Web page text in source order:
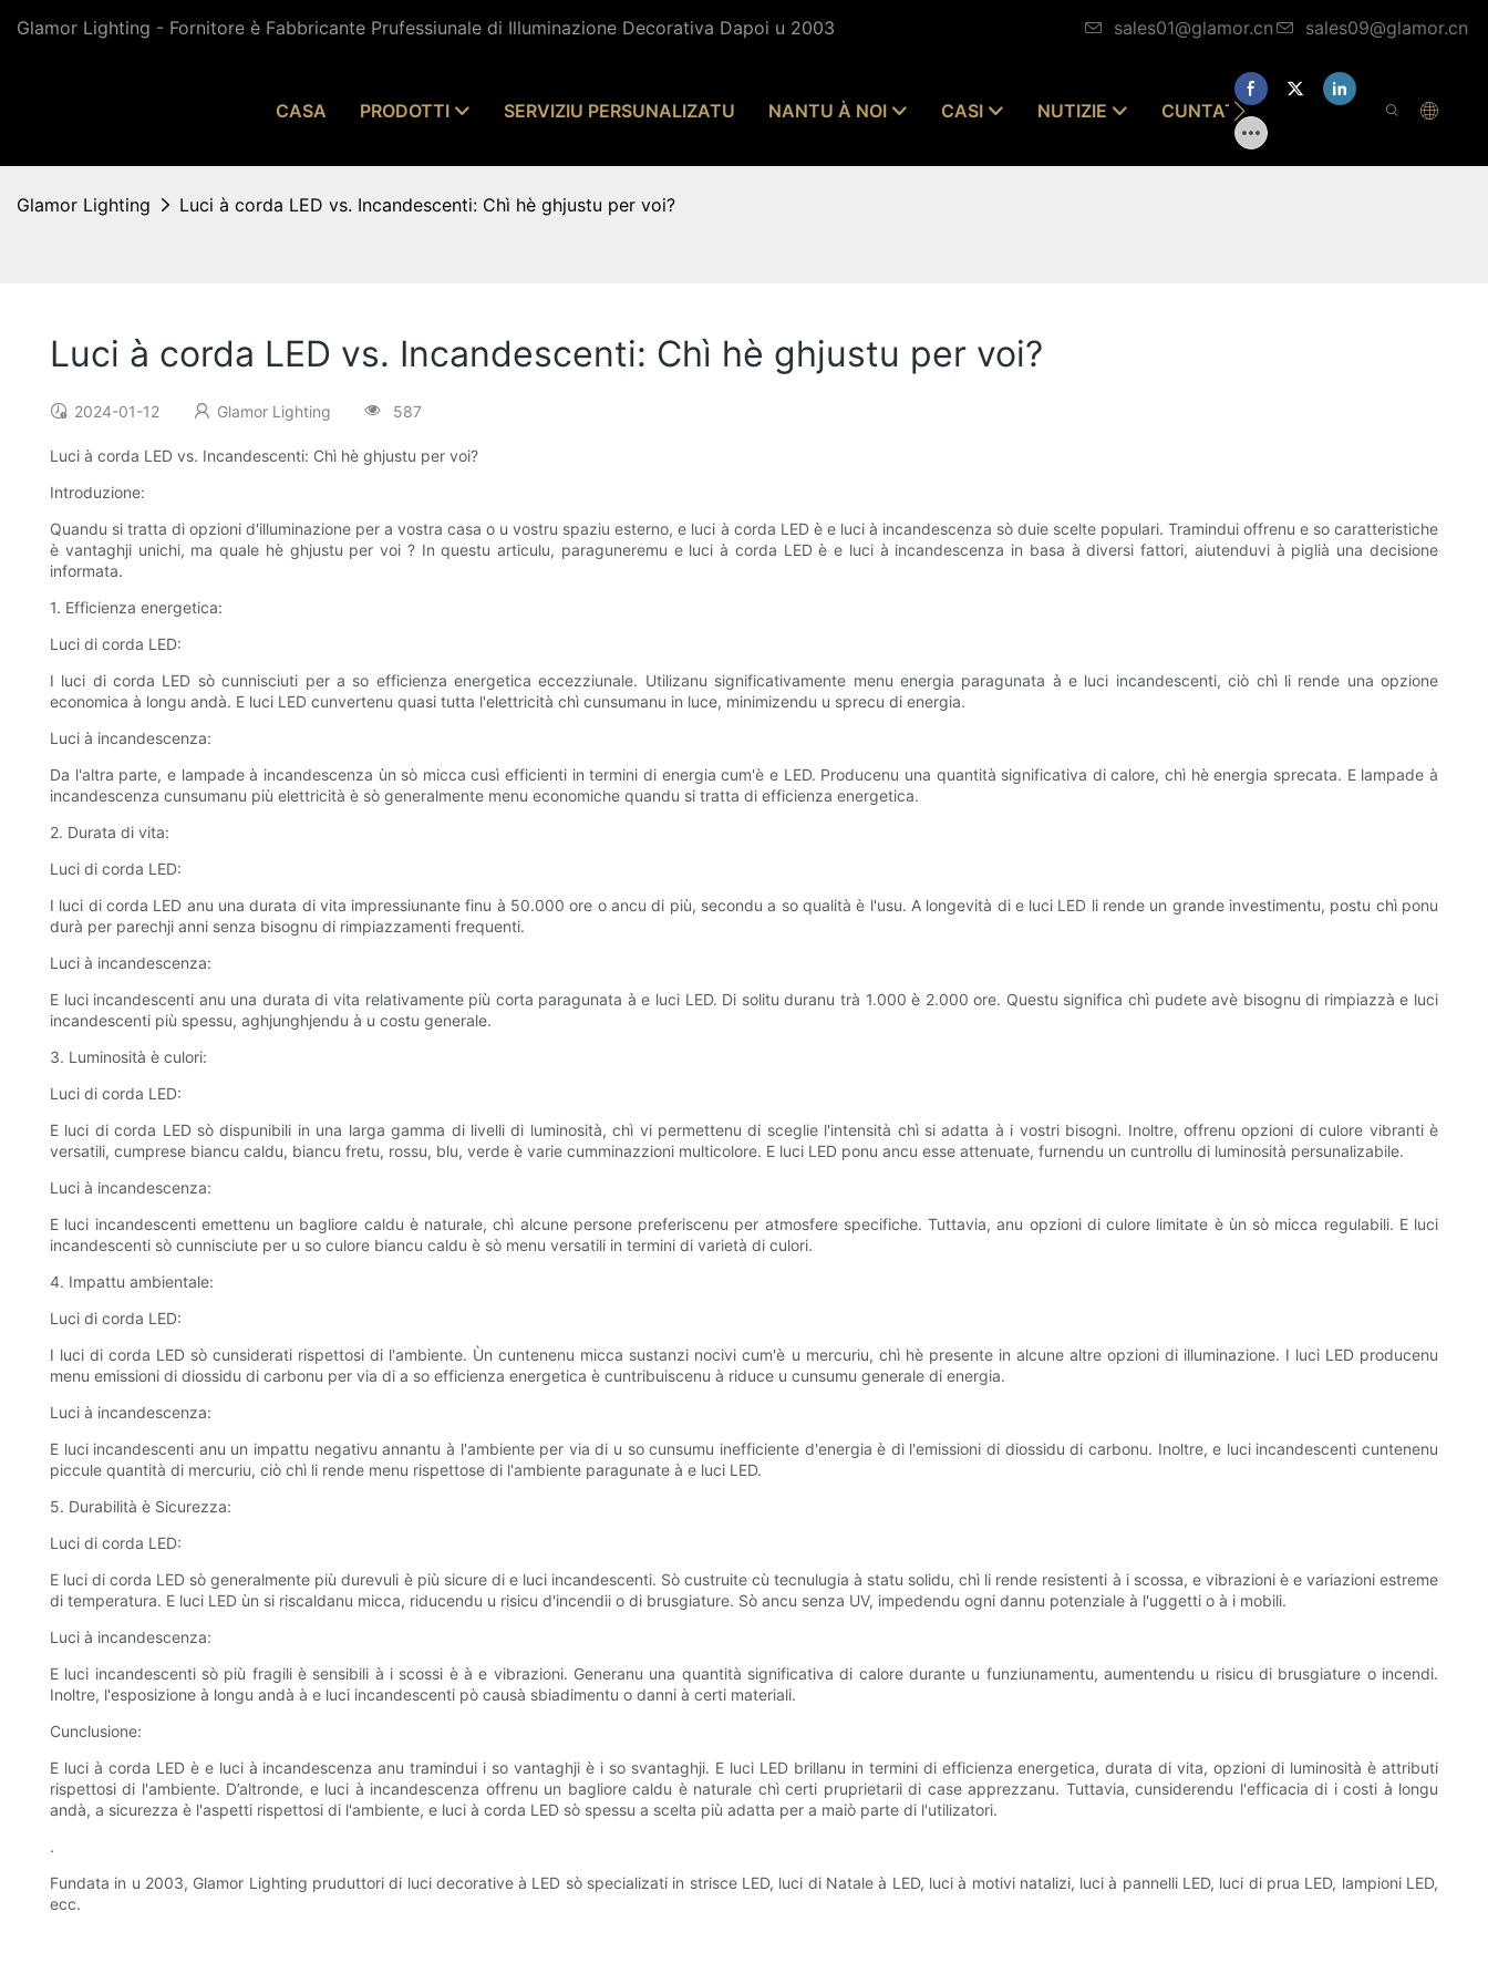
Glamor Lighting - Fornitore è Fabbricante Prufessiunale di Illuminazione Decorativa Dapoi u 2003 sales01@glamor.cn sales09@glamor.cn
CASA PRODOTTI SERVIZIU PERSUNALIZATU NANTU À NOI CASI NUTIZIE CUNTATTA CI
Glamor Lighting Luci à corda LED vs. Incandescenti: Chì hè ghjustu per voi?
Luci à corda LED vs. Incandescenti: Chì hè ghjustu per voi?
2024-01-12 Glamor Lighting 587
Luci à corda LED vs. Incandescenti: Chì hè ghjustu per voi?
Introduzione:
Quandu si tratta di opzioni d'illuminazione per a vostra casa o u vostru spaziu esterno, e luci à corda LED è e luci à incandescenza sò duie scelte populari. Tramindui offrenu e so caratteristiche
è vantaghji unichi, ma quale hè ghjustu per voi ? In questu articulu, paraguneremu e luci à corda LED è e luci à incandescenza in basa à diversi fattori, aiutenduvi à piglià una decisione
informata.
1. Efficienza energetica:
Luci di corda LED:
I luci di corda LED sò cunnisciuti per a so efficienza energetica eccezziunale. Utilizanu significativamente menu energia paragunata à e luci incandescenti, ciò chì li rende una opzione
economica à longu andà. E luci LED cunvertenu quasi tutta l'elettricità chì cunsumanu in luce, minimizendu u sprecu di energia.
Luci à incandescenza:
Da l'altra parte, e lampade à incandescenza ùn sò micca cusì efficienti in termini di energia cum'è e LED. Producenu una quantità significativa di calore, chì hè energia sprecata. E lampade à
incandescenza cunsumanu più elettricità è sò generalmente menu economiche quandu si tratta di efficienza energetica.
2. Durata di vita:
Luci di corda LED:
I luci di corda LED anu una durata di vita impressiunante finu à 50.000 ore o ancu di più, secondu a so qualità è l'usu. A longevità di e luci LED li rende un grande investimentu, postu chì ponu
durà per parechji anni senza bisognu di rimpiazzamenti frequenti.
Luci à incandescenza:
E luci incandescenti anu una durata di vita relativamente più corta paragunata à e luci LED. Di solitu duranu trà 1.000 è 2.000 ore. Questu significa chì pudete avè bisognu di rimpiazzà e luci
incandescenti più spessu, aghjunghjendu à u costu generale.
3. Luminosità è culori:
Luci di corda LED:
E luci di corda LED sò dispunibili in una larga gamma di livelli di luminosità, chì vi permettenu di sceglie l'intensità chì si adatta à i vostri bisogni. Inoltre, offrenu opzioni di culore vibranti è
versatili, cumprese biancu caldu, biancu fretu, rossu, blu, verde è varie cumminazzioni multicolore. E luci LED ponu ancu esse attenuate, furnendu un cuntrollu di luminosità persunalizabile.
Luci à incandescenza:
E luci incandescenti emettenu un bagliore caldu è naturale, chì alcune persone preferiscenu per atmosfere specifiche. Tuttavia, anu opzioni di culore limitate è ùn sò micca regulabili. E luci
incandescenti sò cunnisciute per u so culore biancu caldu è sò menu versatili in termini di varietà di culori.
4. Impattu ambientale:
Luci di corda LED:
I luci di corda LED sò cunsiderati rispettosi di l'ambiente. Ùn cuntenenu micca sustanzi nocivi cum'è u mercuriu, chì hè presente in alcune altre opzioni di illuminazione. I luci LED producenu
menu emissioni di diossidu di carbonu per via di a so efficienza energetica è cuntribuiscenu à riduce u cunsumu generale di energia.
Luci à incandescenza:
E luci incandescenti anu un impattu negativu annantu à l'ambiente per via di u so cunsumu inefficiente d'energia è di l'emissioni di diossidu di carbonu. Inoltre, e luci incandescenti cuntenenu
piccule quantità di mercuriu, ciò chì li rende menu rispettose di l'ambiente paragunate à e luci LED.
5. Durabilità è Sicurezza:
Luci di corda LED:
E luci di corda LED sò generalmente più durevuli è più sicure di e luci incandescenti. Sò custruite cù tecnulugia à statu solidu, chì li rende resistenti à i scossa, e vibrazioni è e variazioni estreme
di temperatura. E luci LED ùn si riscaldanu micca, riducendu u risicu d'incendii o di brusgiature. Sò ancu senza UV, impedendu ogni dannu potenziale à l'uggetti o à i mobili.
Luci à incandescenza:
E luci incandescenti sò più fragili è sensibili à i scossi è à e vibrazioni. Generanu una quantità significativa di calore durante u funziunamentu, aumentendu u risicu di brusgiature o incendi.
Inoltre, l'esposizione à longu andà à e luci incandescenti pò causà sbiadimentu o danni à certi materiali.
Cunclusione:
E luci à corda LED è e luci à incandescenza anu tramindui i so vantaghji è i so svantaghji. E luci LED brillanu in termini di efficienza energetica, durata di vita, opzioni di luminosità è attributi
rispettosi di l'ambiente. D’altronde, e luci à incandescenza offrenu un bagliore caldu è naturale chì certi pruprietarii di case apprezzanu. Tuttavia, cunsiderendu l'efficacia di i costi à longu
andà, a sicurezza è l'aspetti rispettosi di l'ambiente, e luci à corda LED sò spessu a scelta più adatta per a maiò parte di l'utilizatori.
.
Fundata in u 2003, Glamor Lighting pruduttori di luci decorative à LED sò specializati in strisce LED, luci di Natale à LED, luci à motivi natalizi, luci à pannelli LED, luci di prua LED, lampioni LED,
ecc.